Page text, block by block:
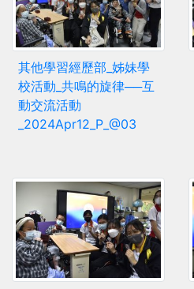
其他學習經歷部_姊妹學
校活動_共鳴的旋律──互
動交流活動
_2024Apr12_P_@03